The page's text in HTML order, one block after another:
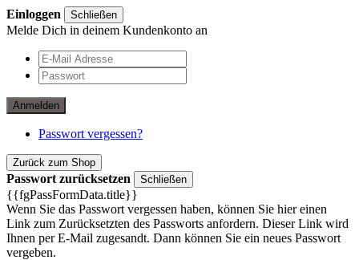
Einloggen Schließen
Melde Dich in deinem Kundenkonto an
Anmelden
Passwort vergessen?
Zurück zum Shop
Passwort zurücksetzen Schließen
{{fgPassFormData.title}}
Wenn Sie das Passwort vergessen haben, können Sie hier einen
Link zum Zurücksetzten des Passworts anfordern. Dieser Link wird
Ihnen per E-Mail zugesandt. Dann können Sie ein neues Passwort
vergeben.